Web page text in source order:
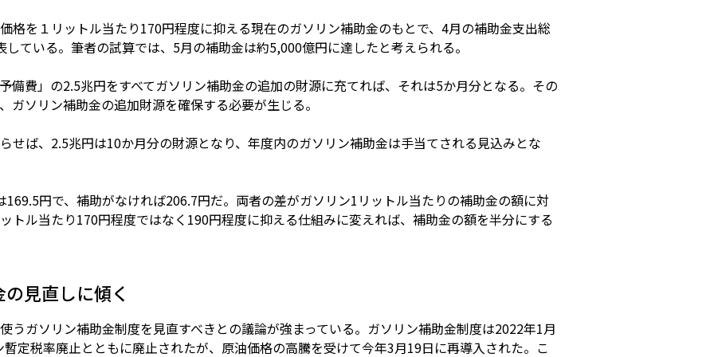
格を１リットル当たり170円程度に抑える現在のガソリン補助金のもとで、4月の補助金支出総
ている。筆者の試算では、5月の補助金は約5,000億円に達したと考えられる。
備費」の2.5兆円をすべてガソリン補助金の追加の財源に充てれば、それは5か月分となる。その
ガソリン補助金の追加財源を確保する必要が生じる。
せば、2.5兆円は10か月分の財源となり、年度内のガソリン補助金は手当てされる見込みとな
円で、補助がなければ206.7円だ。両者の差がガソリン1リットル当たりの補助金の額に対
トル当たり170円程度ではなく190円程度に抑える仕組みに変えれば、補助金の額を半分にする
見直しに傾く
うガソリン補助金制度を見直すべきとの議論が強まっている。ガソリン補助金制度は2022年1月
定税率廃止とともに廃止されたが、原油価格の高騰を受けて今年3月19日に再導入された。こ